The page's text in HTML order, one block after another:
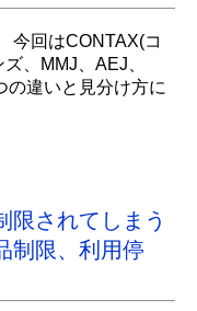
今回はCONTAX(コ
、MMJ、AEJ、
の違いと見分け方に
限されてしまう
制限、利用停